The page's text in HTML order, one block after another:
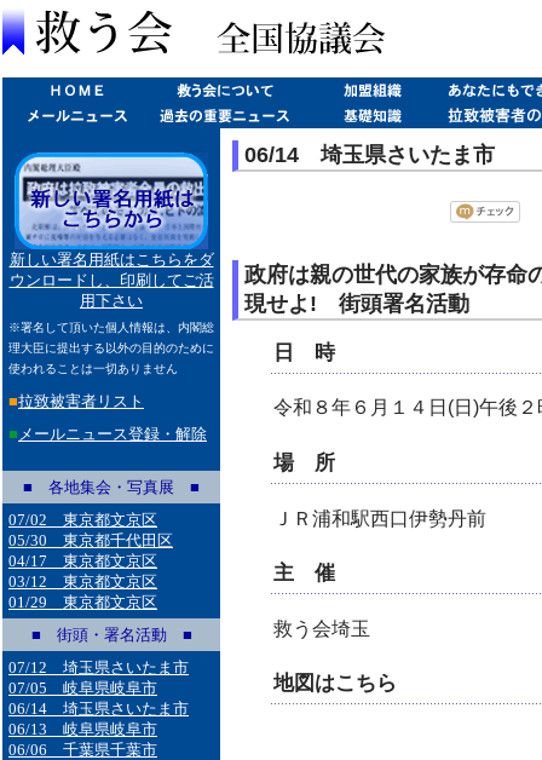
新しい署名用紙はこちらをダ
ウンロードし、印刷してご活
用下さい
※署名して頂いた個人情報は、内閣総
理大臣に提出する以外の目的のために
使われることは一切ありません
■拉致被害者リスト
■ メールニュース登録・解除
■ 各地集会・写真展 ■
07/02 東京都文京区
05/30 東京都千代田区
04/17 東京都文京区
03/12 東京都文京区
01/29 東京都文京区
■ 街頭・署名活動 ■
07/12 埼玉県さいたま市
07/05 岐阜県岐阜市
06/14 埼玉県さいたま市
06/13 岐阜県岐阜市
06/06 千葉県千葉市
06/14 埼玉県さいたま市
政府は親の世代の家族が存命
現せよ! 街頭署名活動
日 時
令和８年６月１４日(日)午後
場 所
ＪＲ浦和駅西口伊勢丹前
主 催
救う会埼玉
地図はこちら